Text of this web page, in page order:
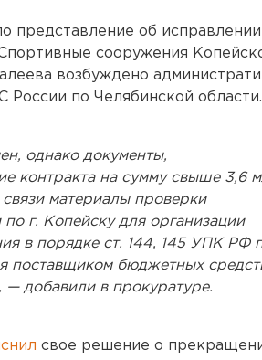
представление об исправлении
сооружения
возбуждено
по Челябинской области.
однако документы,
контракта на сумму свыше 3,6
материалы проверки
г. Копейску для организации
в порядке ст. 144, 145 УПК РФ
поставщиком бюджетных
— добавили в прокуратуре.
свое решение о